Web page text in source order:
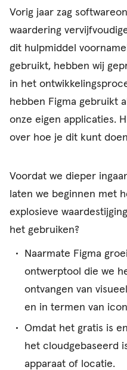
Vorig jaar zag
waardering
dit hulpmiddel
gebruikt, hebben wij
in het
hebben Figma gebruikt
onze eigen applicaties.
over hoe je dit kunt
Voordat we dieper
laten we beginnen met
explosieve
het gebruiken?
Naarmate Figma
ontwerptool die we
ontvangen van
en in termen van
Omdat het gratis is
het cloudgebaseerd
apparaat of locatie.